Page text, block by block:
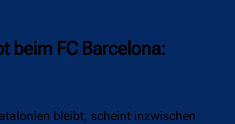
beim FC Barcelona:
bleibt, scheint inzwischen